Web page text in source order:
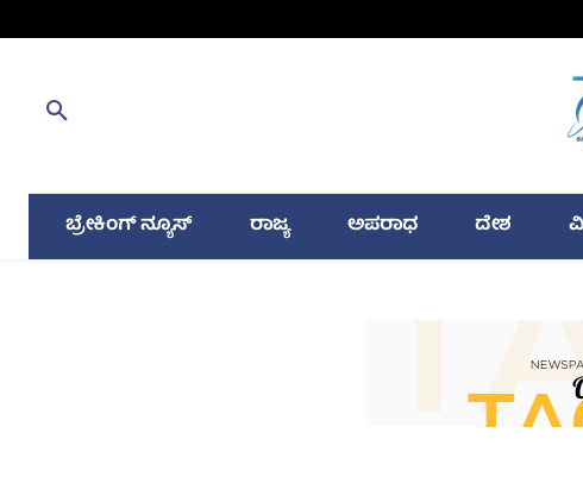
ಬ್ರೇಕಿಂಗ್ ನ್ಯೂಸ್ ರಾಜ್ಯ ಅಪರಾಧ ದೇಶ